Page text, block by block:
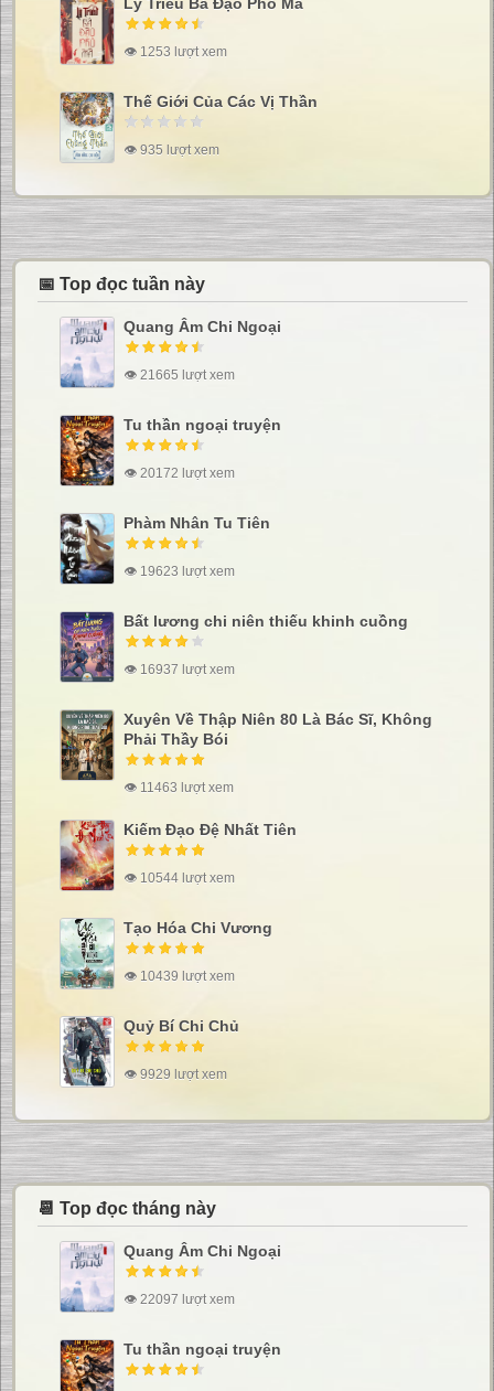
👁 1253 lượt xem
Thế Giới Của Các Vị Thần
👁 935 lượt xem
📅 Top đọc tuần này
Quang Âm Chi Ngoại
👁 21665 lượt xem
Tu thần ngoại truyện
👁 20172 lượt xem
Phàm Nhân Tu Tiên
👁 19623 lượt xem
Bất lương chi niên thiếu khinh cuồng
👁 16937 lượt xem
Xuyên Về Thập Niên 80 Là Bác Sĩ, Không
Phải Thầy Bói
👁 11463 lượt xem
Kiếm Đạo Đệ Nhất Tiên
👁 10544 lượt xem
Tạo Hóa Chi Vương
👁 10439 lượt xem
Quỷ Bí Chi Chủ
👁 9929 lượt xem
📆 Top đọc tháng này
Quang Âm Chi Ngoại
👁 22097 lượt xem
Tu thần ngoại truyện